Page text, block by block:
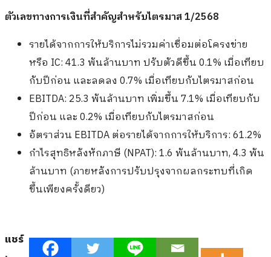
ตัวเลขทางการเงินที่สำคัญสำหรับไตรมาส 1/2568
รายได้จากการให้บริการไม่รวมค่าเชื่อมต่อโครงข่าย
หรือ IC: 41.3 พันล้านบาท ปรับตัวดีขึ้น 0.1% เมื่อเทียบ
กับปีก่อน และลดลง 0.7% เมื่อเทียบกับไตรมาสก่อน
EBITDA: 25.3 พันล้านบาท เพิ่มขึ้น 7.1% เมื่อเทียบกับ
ปีก่อน และ 0.2% เมื่อเทียบกับไตรมาสก่อน
อัตราส่วน EBITDA ต่อรายได้จากการให้บริการ: 61.2%
กำไรสุทธิหลังหักภาษี (NPAT): 1.6 พันล้านบาท, 4.3 พัน
ล้านบาท (ภายหลังการปรับปรุงจากผลกระทบที่เกิด
ขึ้นเพียงครั้งดียว)
แชร์